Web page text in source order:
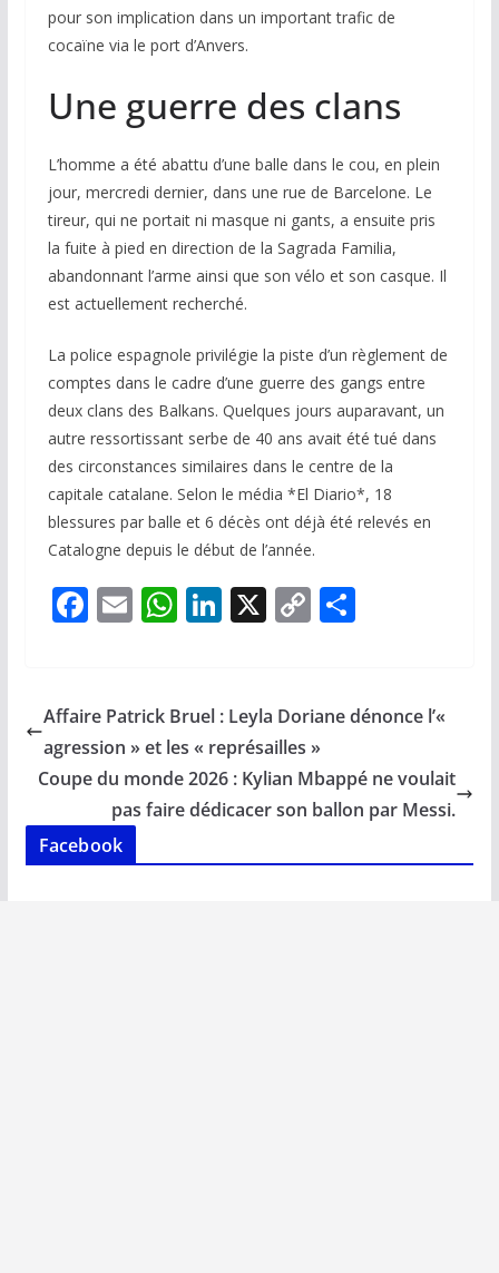
pour son implication dans un important trafic de
cocaïne via le port d’Anvers.
Une guerre des clans
L’homme a été abattu d’une balle dans le cou, en plein
jour, mercredi dernier, dans une rue de Barcelone. Le
tireur, qui ne portait ni masque ni gants, a ensuite pris
la fuite à pied en direction de la Sagrada Familia,
abandonnant l’arme ainsi que son vélo et son casque. Il
est actuellement recherché.
La police espagnole privilégie la piste d’un règlement de
comptes dans le cadre d’une guerre des gangs entre
deux clans des Balkans. Quelques jours auparavant, un
autre ressortissant serbe de 40 ans avait été tué dans
des circonstances similaires dans le centre de la
capitale catalane. Selon le média *El Diario*, 18
blessures par balle et 6 décès ont déjà été relevés en
Catalogne depuis le début de l’année.
F
b
o
o
k
E
l
W
s
A
p
p
Li
e
dI
n
X C
y
Li
n
k
P
g
Affaire Patrick Bruel : Leyla Doriane dénonce l’«
agression » et les « représailles »
Coupe du monde 2026 : Kylian Mbappé ne voulait
pas faire dédicacer son ballon par Messi.
Facebook